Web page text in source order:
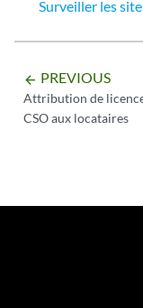
Surveiller les
arrow_backward PREVIOUS
Attribution de
CSO aux locataires